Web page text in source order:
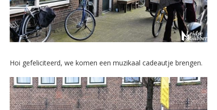
Hoi gefeliciteerd, we komen een muzikaal cadeautje brengen.